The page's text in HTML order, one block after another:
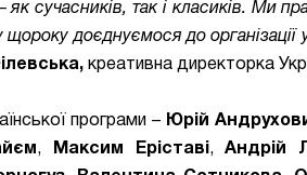
як сучасників, так і класиків. Ми
доєднуємося до
креативна директорка
програми– Юрій
, Максим Еріставі ,Андрій